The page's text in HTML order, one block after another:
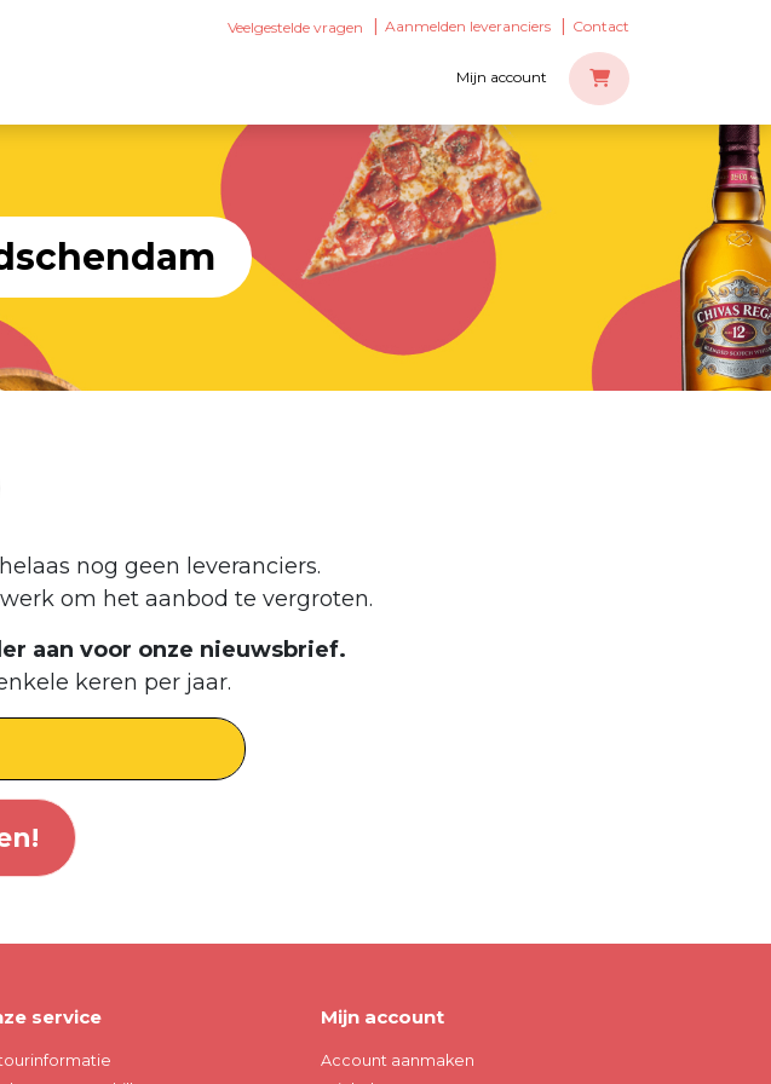
Veelgestelde vragen Aanmelden leveranciers Contact
Mijn account
nog geen leveranciers.
om het aanbod te vergroten.
aan voor onze nieuwsbrief.
keren per jaar.
service Mijn account
Account aanmaken